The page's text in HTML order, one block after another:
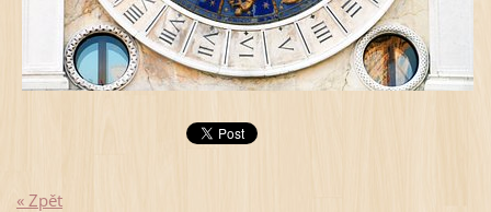
« Zpět